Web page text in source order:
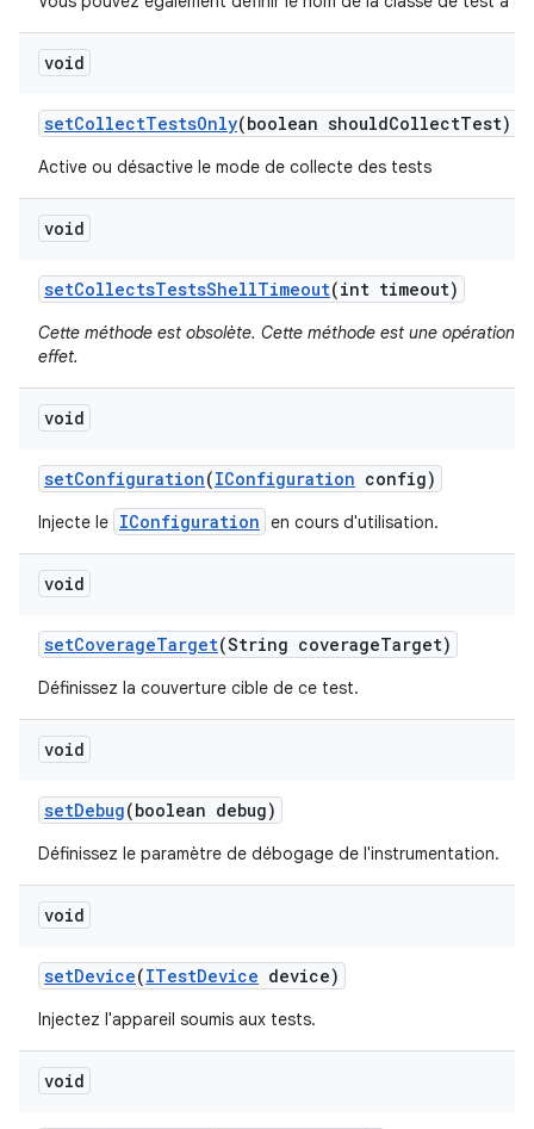
void
setCollectTestsOnly(boolean shouldCollectTest)
Active ou désactive le mode de collecte des tests
void
setCollectsTestsShellTimeout(int timeout)
Cette méthode est obsolète. Cette méthode est une opération
effet.
void
setConfiguration(IConfiguration config)
Injecte le IConfiguration en cours d'utilisation.
void
setCoverageTarget(String coverageTarget)
Définissez la couverture cible de ce test.
void
setDebug(boolean debug)
Définissez le paramètre de débogage de l'instrumentation.
void
setDevice(ITestDevice device)
Injectez l'appareil soumis aux tests.
void